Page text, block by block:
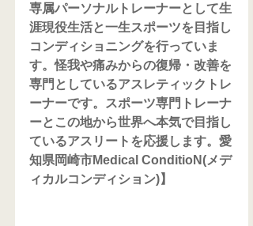
専属パーソナルトレーナーとして生
涯現役生活と一生スポーツを目指し
コンディショニングを行っていま
す。怪我や痛みからの復帰・改善を
専門としているアスレティックトレ
ーナーです。スポーツ専門トレーナ
ーとこの地から世界へ本気で目指し
ているアスリートを応援します。愛
知県岡崎市Medical ConditioN(メデ
ィカルコンディション)】